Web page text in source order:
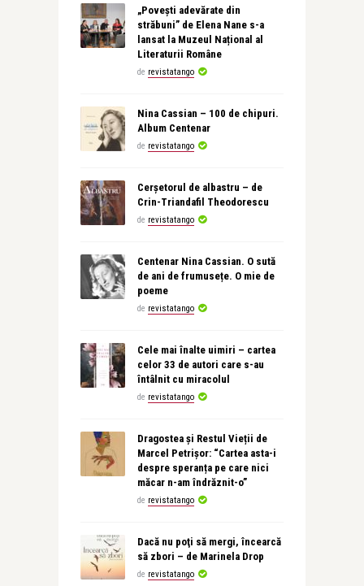
„Povești adevărate din
străbuni” de Elena Nane s-a
lansat la Muzeul Național al
Literaturii Române
de revistatango
Nina Cassian – 100 de chipuri.
Album Centenar
de revistatango
Cerșetorul de albastru – de
Crin-Triandafil Theodorescu
de revistatango
Centenar Nina Cassian. O sută
de ani de frumusețe. O mie de
poeme
de revistatango
Cele mai înalte uimiri – cartea
celor 33 de autori care s-au
întâlnit cu miracolul
de revistatango
Dragostea și Restul Vieții de
Marcel Petrișor: “Cartea asta-i
despre speranța pe care nici
măcar n-am îndrăznit-o”
de revistatango
Dacă nu poţi să mergi, încearcă
să zbori – de Marinela Drop
de revistatango